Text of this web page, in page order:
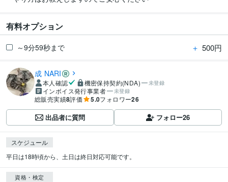
有料オプション
～9分59秒まで ＋ 500円
成 NARI
本人確認 機密保持契約(NDA) 未登録
インボイス発行事業者 未登録
総販売実績8評価 5.0フォロワー26
出品者に質問 フォロー26
スケジュール
平日は18時頃から、土日は終日対応可能です。
資格・検定